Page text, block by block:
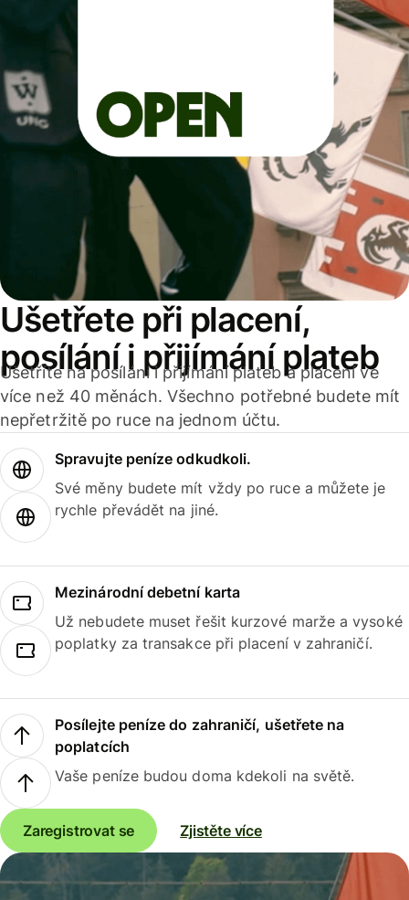
Ušetřete při placení,
posílání i přijímání plateb
Ušetříte na posílání i přijímání plateb a placení ve
více než 40 měnách. Všechno potřebné budete mít
nepřetržitě po ruce na jednom účtu.
Spravujte peníze odkudkoli.
Své měny budete mít vždy po ruce a můžete je
rychle převádět na jiné.
Mezinárodní debetní karta
Už nebudete muset řešit kurzové marže a vysoké
poplatky za transakce při placení v zahraničí.
Posílejte peníze do zahraničí, ušetřete na
poplatcích
Vaše peníze budou doma kdekoli na světě.
Zaregistrovat se Zjistěte více